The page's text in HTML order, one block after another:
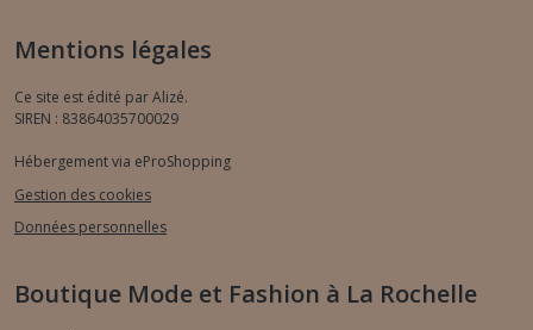
Mentions légales
Ce site est édité par Alizé.
SIREN : 83864035700029
Hébergement via eProShopping
Gestion des cookies
Données personnelles
Boutique Mode et Fashion à La Rochelle